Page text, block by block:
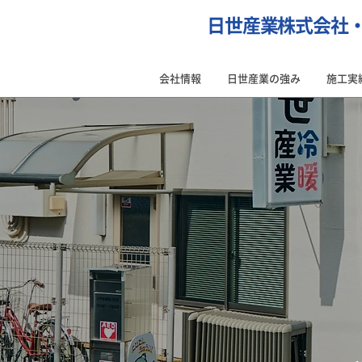
日世産業株式会社
会社情報 日世産業の強み 施工実